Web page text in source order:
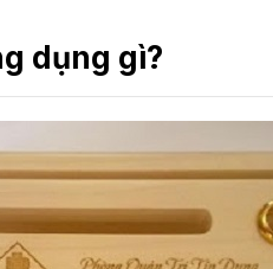
dụng gì?